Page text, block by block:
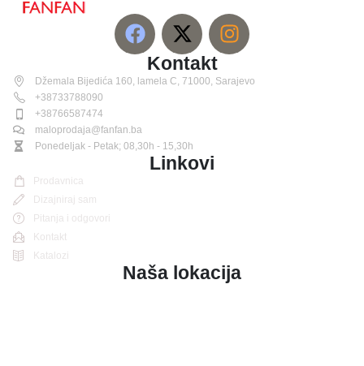
Kontakt
Džemala Bijedića 160, lamela C, 71000, Sarajevo
+38733788090
+38766587474
maloprodaja@fanfan.ba
Ponedeljak - Petak; 08,30h - 15,30h
Linkovi
Prodavnica
Dizajniraj sam
Pitanja i odgovori
Kontakt
Katalozi
Naša lokacija